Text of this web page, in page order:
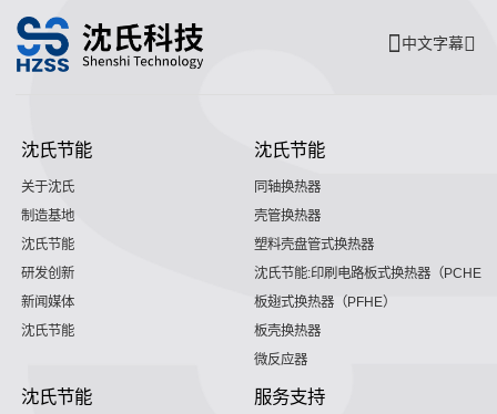
中文字幕
沈氏节能
关于沈氏
制造基地
沈氏节能
研发创新
新闻媒体
沈氏节能
沈氏节能
同轴换热器
壳管换热器
塑料壳盘管式换热器
沈氏节能:印刷电路板式换热器（PCHE）
板翅式换热器（PFHE）
板壳换热器
微反应器
沈氏节能 服务支持